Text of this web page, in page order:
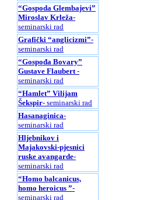
“Gospoda Glembajevi”
Miroslav Krleža-
seminarski rad
Grafički “anglicizmi”-
seminarski rad
“Gospođa Bovary”
Gustave Flaubert-
seminarski rad
“Hamlet” Vilijam
Šekspir- seminarski rad
Hasanaginica-
seminarski rad
Hljebnikov i
Majakovski-pjesnici
ruske avangarde-
seminarski rad
“Homo balcanicus,
homo heroicus ”-
seminarski rad